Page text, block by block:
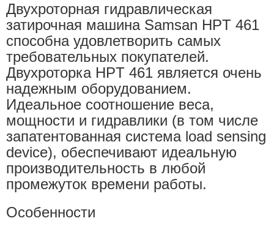
Двухроторная гидравлическая
затирочная машина Samsan HPT 461
способна удовлетворить самых
требовательных покупателей.
Двухроторка HPT 461 является очень
надежным оборудованием.
Идеальное соотношение веса,
мощности и гидравлики (в том числе
запатентованная система load sensing
device), обеспечивают идеальную
производительность в любой
промежуток времени работы.
Особенности